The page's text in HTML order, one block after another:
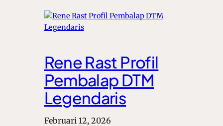
Rene Rast Profil
Pembalap DTM
Legendaris
Februari 12, 2026